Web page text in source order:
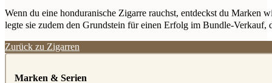
Wenn du eine honduranische Zigarre rauchst, entdeckst du Marken
legte sie zudem den Grundstein für einen Erfolg im Bundle-
Zurück zu Zigarren
Marken & Serien